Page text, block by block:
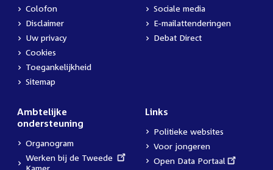
Colofon
Disclaimer
Uw privacy
Cookies
Toegankelijkheid
Sitemap
Sociale media
E-mailattenderingen
Debat Direct
Ambtelijke
ondersteuning
Organogram
External
link:
Werken bij de Tweede
Kamer
Links
Politieke websites
Voor jongeren
External
Open Data Portaal